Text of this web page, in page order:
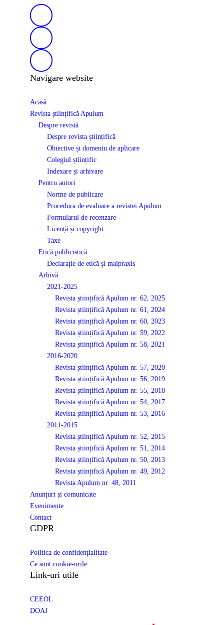
Navigare website
Acasă
Revista științifică Apulum
Despre revistă
Despre revista științifică
Obiective și domeniu de aplicare
Colegiul științific
Indexare și arhivare
Pentru autori
Norme de publicare
Procedura de evaluare a revistei Apulum
Formularul de recenzare
Licență și copyright
Taxe
Etică publicistică
Declarație de etică și malpraxis
Arhivă
2021-2025
Revista științifică Apulum nr. 62, 2025
Revista științifică Apulum nr. 61, 2024
Revista științifică Apulum nr. 60, 2023
Revista științifică Apulum nr. 59, 2022
Revista științifică Apulum nr. 58, 2021
2016-2020
Revista științifică Apulum nr. 57, 2020
Revista științifică Apulum nr. 56, 2019
Revista științifică Apulum nr. 55, 2018
Revista științifică Apulum nr. 54, 2017
Revista științifică Apulum nr. 53, 2016
2011-2015
Revista științifică Apulum nr. 52, 2015
Revista științifică Apulum nr. 51, 2014
Revista științifică Apulum nr. 50, 2013
Revista științifică Apulum nr. 49, 2012
Revista Apulum nr. 48, 2011
Anunțuri și comunicate
Evenimente
Contact
GDPR
Politica de confidențialitate
Ce sunt cookie-urile
Link-uri utile
CEEOL
DOAJ